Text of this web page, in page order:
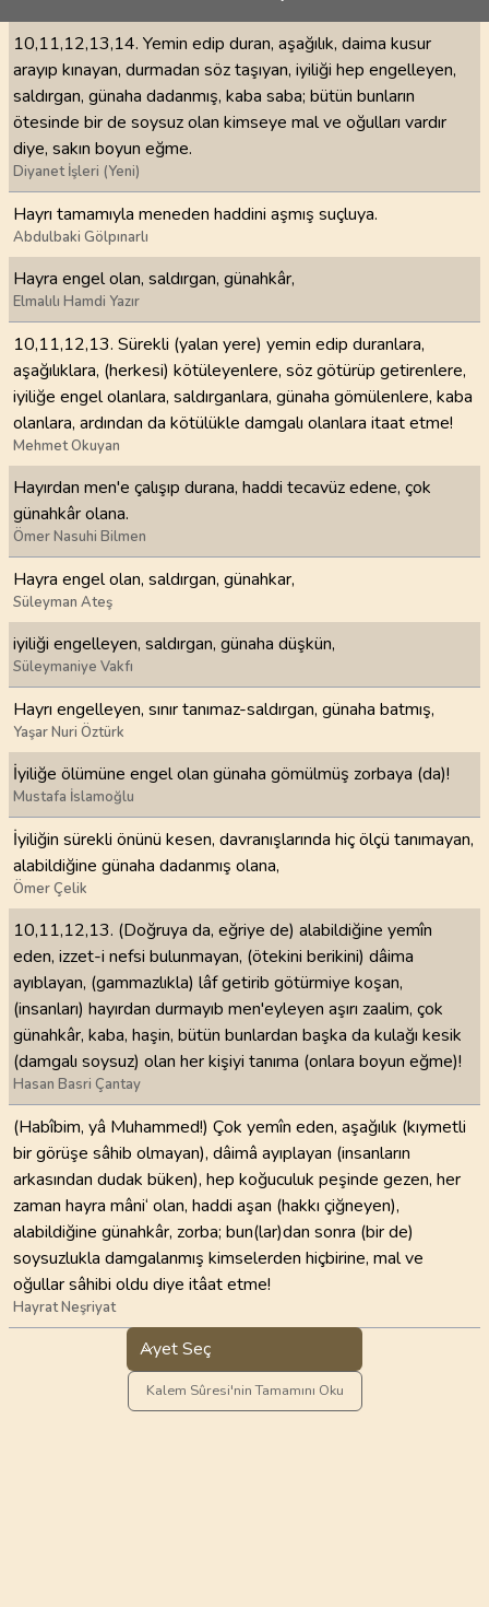
10,11,12,13,14. Yemin edip duran, aşağılık, daima kusur
arayıp kınayan, durmadan söz taşıyan, iyiliği hep engelleyen,
saldırgan, günaha dadanmış, kaba saba; bütün bunların
ötesinde bir de soysuz olan kimseye mal ve oğulları vardır
diye, sakın boyun eğme.
Diyanet İşleri (Yeni)
Hayrı tamamıyla meneden haddini aşmış suçluya.
Abdulbaki Gölpınarlı
Hayra engel olan, saldırgan, günahkâr,
Elmalılı Hamdi Yazır
10,11,12,13. Sürekli (yalan yere) yemin edip duranlara,
aşağılıklara, (herkesi) kötüleyenlere, söz götürüp getirenlere,
iyiliğe engel olanlara, saldırganlara, günaha gömülenlere, kaba
olanlara, ardından da kötülükle damgalı olanlara itaat etme!
Mehmet Okuyan
Hayırdan men'e çalışıp durana, haddi tecavüz edene, çok
günahkâr olana.
Ömer Nasuhi Bilmen
Hayra engel olan, saldırgan, günahkar,
Süleyman Ateş
iyiliği engelleyen, saldırgan, günaha düşkün,
Süleymaniye Vakfı
Hayrı engelleyen, sınır tanımaz-saldırgan, günaha batmış,
Yaşar Nuri Öztürk
İyiliğe ölümüne engel olan günaha gömülmüş zorbaya (da)!
Mustafa İslamoğlu
İyiliğin sürekli önünü kesen, davranışlarında hiç ölçü tanımayan,
alabildiğine günaha dadanmış olana,
Ömer Çelik
10,11,12,13. (Doğruya da, eğriye de) alabildiğine yemîn
eden, izzet-i nefsi bulunmayan, (ötekini berikini) dâima
ayıblayan, (gammazlıkla) lâf getirib götürmiye koşan,
(insanları) hayırdan durmayıb men'eyleyen aşırı zaalim, çok
günahkâr, kaba, haşin, bütün bunlardan başka da kulağı kesik
(damgalı soysuz) olan her kişiyi tanıma (onlara boyun eğme)!
Hasan Basri Çantay
(Habîbim, yâ Muhammed!) Çok yemîn eden, aşağılık (kıymetli
bir görüşe sâhib olmayan), dâimâ ayıplayan (insanların
arkasından dudak büken), hep koğuculuk peşinde gezen, her
zaman hayra mâni‘ olan, haddi aşan (hakkı çiğneyen),
alabildiğine günahkâr, zorba; bun(lar)dan sonra (bir de)
soysuzlukla damgalanmış kimselerden hiçbirine, mal ve
oğullar sâhibi oldu diye itâat etme!
Hayrat Neşriyat
Ayet Seç
Kalem Sûresi'nin Tamamını Oku